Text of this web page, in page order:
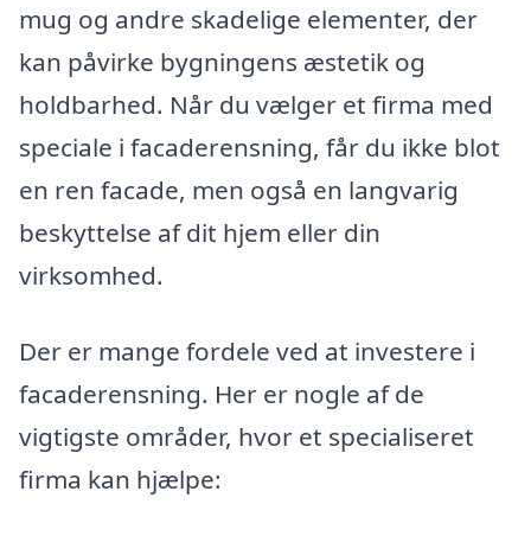
mug og andre skadelige elementer, der
kan påvirke bygningens æstetik og
holdbarhed. Når du vælger et firma med
speciale i facaderensning, får du ikke blot
en ren facade, men også en langvarig
beskyttelse af dit hjem eller din
virksomhed.
Der er mange fordele ved at investere i
facaderensning. Her er nogle af de
vigtigste områder, hvor et specialiseret
firma kan hjælpe: